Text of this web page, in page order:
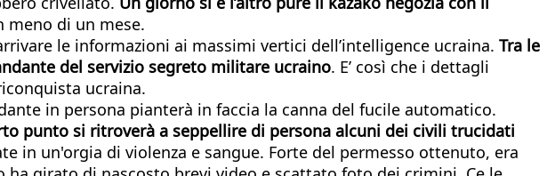
meno di un mese.
le informazioni ai massimi vertici dell’intelligence ucraina. Tra le
del servizio segreto militare ucraino. E’ così che i dettagli
ucraina.
in persona pianterà in faccia la canna del fucile automatico.
punto si ritroverà a seppellire di persona alcuni dei civili trucidati
in un'orgia di violenza e sangue. Forte del permesso ottenuto, era